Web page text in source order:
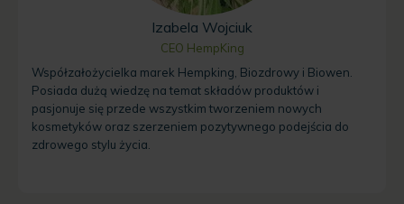
Izabela Wojciuk
CEO HempKing
Współzałożycielka marek Hempking, Biozdrowy i Biowen.
Posiada dużą wiedzę na temat składów produktów i
pasjonuje się przede wszystkim tworzeniem nowych
kosmetyków oraz szerzeniem pozytywnego podejścia do
zdrowego stylu życia.